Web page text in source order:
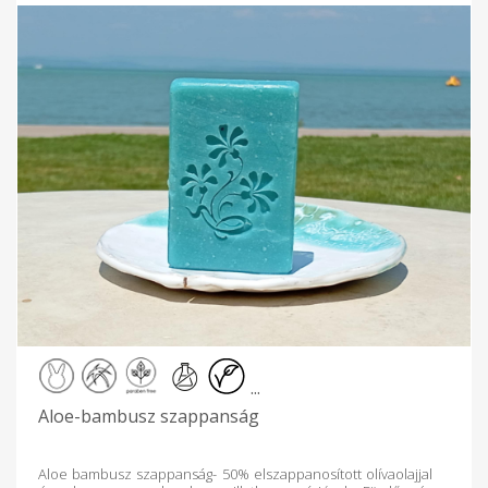
...
Aloe-bambusz szappanság
Aloe bambusz szappanság- 50% elszappanosított olívaolajjal